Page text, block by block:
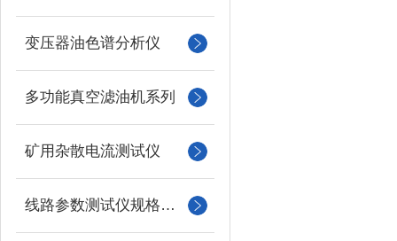
变压器油色谱分析仪
多功能真空滤油机系列
矿用杂散电流测试仪
线路参数测试仪规格型号